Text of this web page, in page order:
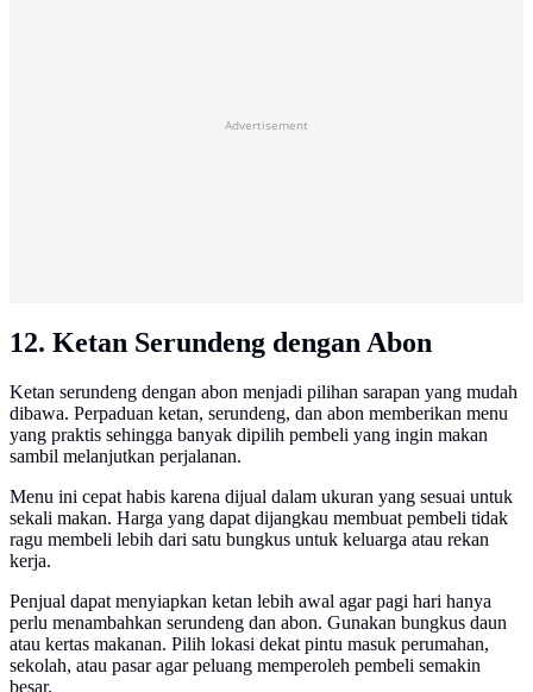
Advertisement
12. Ketan Serundeng dengan Abon
Ketan serundeng dengan abon menjadi pilihan sarapan yang mudah
dibawa. Perpaduan ketan, serundeng, dan abon memberikan menu
yang praktis sehingga banyak dipilih pembeli yang ingin makan
sambil melanjutkan perjalanan.
Menu ini cepat habis karena dijual dalam ukuran yang sesuai untuk
sekali makan. Harga yang dapat dijangkau membuat pembeli tidak
ragu membeli lebih dari satu bungkus untuk keluarga atau rekan
kerja.
Penjual dapat menyiapkan ketan lebih awal agar pagi hari hanya
perlu menambahkan serundeng dan abon. Gunakan bungkus daun
atau kertas makanan. Pilih lokasi dekat pintu masuk perumahan,
sekolah, atau pasar agar peluang memperoleh pembeli semakin
besar.